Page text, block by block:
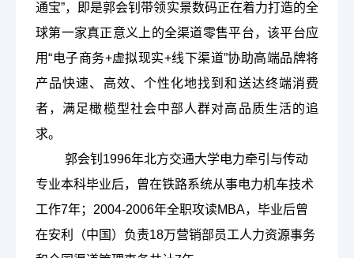
通宝”，即是郭会钊带领实景数码正在着力打造的全
球第一家真正意义上的全渠道零售平台，该平台应
用“电子商务+虚拟现实+线下渠道”协助高端品牌将
产品快速、高效、个性化地找到和送达终端消费
者，满足橄榄型社会中部人群对高品质生活的追
求。
郭会钊1996年北方交通大学电力牵引与传动
专业本科毕业后，曾在铁路系统从事电力机车技术
工作7年； 2004-2006年全职攻读MBA，毕业后曾
在安利（中国）负责18万营销部员工人力资源事务